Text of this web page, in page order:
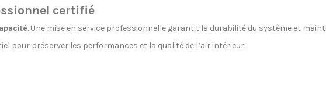
certifié
. Une mise en service professionnelle garantit la durabilité du système et
pour préserver les performances et la qualité de l’air intérieur.